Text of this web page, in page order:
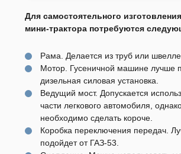
Для самостоятельного
мини-трактора потребуются
Рама. Делается из труб или
Мотор. Гусеничной машине лучше
дизельная силовая установка.
Ведущий мост. Допускается
части легкового автомобиля,
необходимо сделать короче.
Коробка переключения передач.
подойдет от ГАЗ-53.